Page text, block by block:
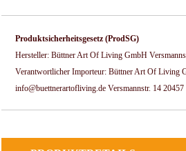
Produktsicherheitsgesetz (ProdSG)
Hersteller: Büttner Art Of Living GmbH
Verantwortlicher Importeur: Büttner Art Of Living
info@buettnerartofliving.de Versmannstr. 14